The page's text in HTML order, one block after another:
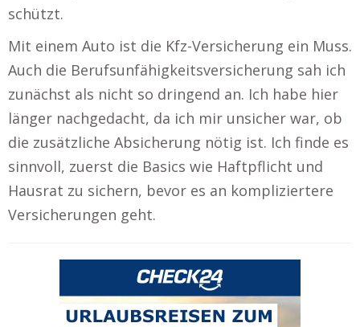
schützt.
Mit einem Auto ist die Kfz-Versicherung ein Muss.
Auch die Berufsunfähigkeitsversicherung sah ich
zunächst als nicht so dringend an. Ich habe hier
länger nachgedacht, da ich mir unsicher war, ob
die zusätzliche Absicherung nötig ist. Ich finde es
sinnvoll, zuerst die Basics wie Haftpflicht und
Hausrat zu sichern, bevor es an kompliziertere
Versicherungen geht.